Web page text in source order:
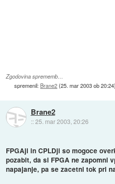
Zgodovina sprememb…
spremenil: Brane2(25. mar 2003 ob 20:24)
Brane2
::25. mar 2003, 20:26
FPGAji in CPLDji so mogoce
pozabit, da si FPGA ne zapomni
napajanje, pa se zacetni tok pri